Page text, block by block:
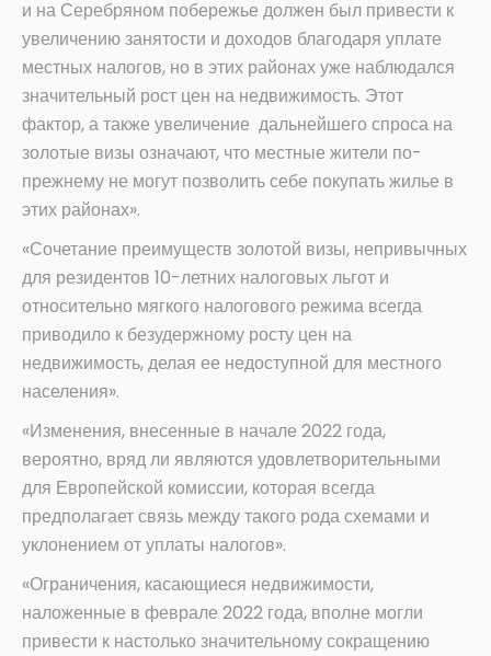
и на Серебряном побережье должен был привести к
увеличению занятости и доходов благодаря уплате
местных налогов, но в этих районах уже наблюдался
значительный рост цен на недвижимость. Этот
фактор, а также увеличение дальнейшего спроса на
золотые визы означают, что местные жители по-
прежнему не могут позволить себе покупать жилье в
этих районах».
«Сочетание преимуществ золотой визы, непривычных
для резидентов 10-летних налоговых льгот и
относительно мягкого налогового режима всегда
приводило к безудержному росту цен на
недвижимость, делая ее недоступной для местного
населения».
«Изменения, внесенные в начале 2022 года,
вероятно, вряд ли являются удовлетворительными
для Европейской комиссии, которая всегда
предполагает связь между такого рода схемами и
уклонением от уплаты налогов».
«Ограничения, касающиеся недвижимости,
наложенные в феврале 2022 года, вполне могли
привести к настолько значительному сокращению